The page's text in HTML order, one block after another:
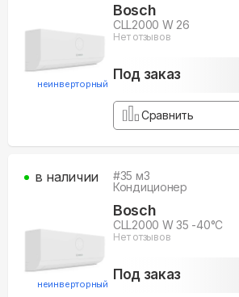
неинверторный
Bosch
CLL2000 W 26
Нет отзывов
Под заказ
Сравнить
неинверторный
#35 м3
Кондиционер
Bosch
CLL2000 W 35 -40°С
Нет отзывов
Под заказ
в наличии